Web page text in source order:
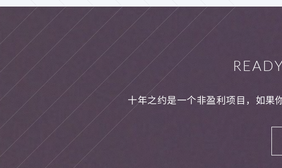
十年之约是一个非盈利项目，如果